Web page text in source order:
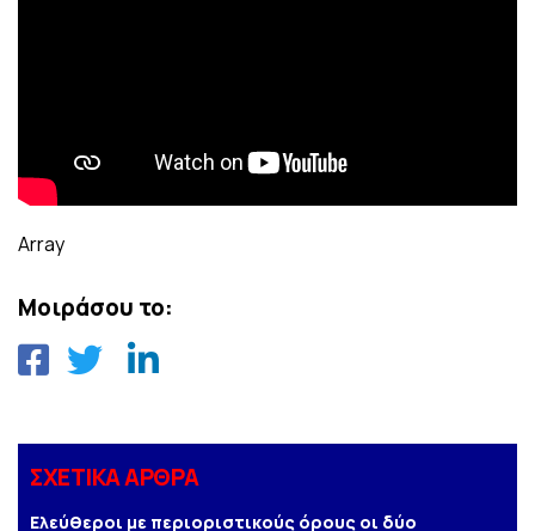
Array
Μοιράσου το:
ΣΧΕΤΙΚΑ ΑΡΘΡΑ
Ελεύθεροι με περιοριστικούς όρους οι δύο